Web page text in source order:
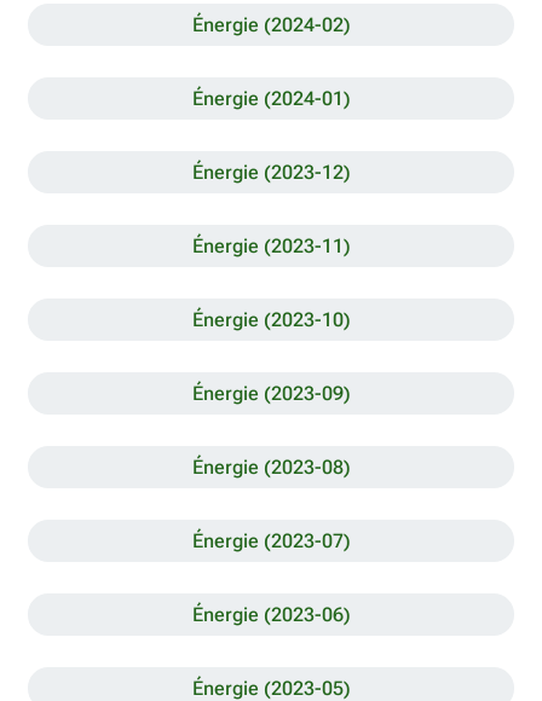
Énergie (2024-02)
Énergie (2024-01)
Énergie (2023-12)
Énergie (2023-11)
Énergie (2023-10)
Énergie (2023-09)
Énergie (2023-08)
Énergie (2023-07)
Énergie (2023-06)
Énergie (2023-05)